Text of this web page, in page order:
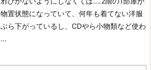
物置状態になっていて、何年も着てない洋服
ぶら下がっているし、CDやら小物類など使わ
...